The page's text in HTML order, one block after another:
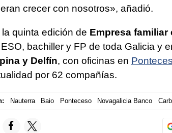
crecer con nosotros», añadió.
la quinta edición de Empresa familiar
bachiller y FP de toda Galicia y
y Delfín, con oficinas en
por 62 compañías.
Nauterra Baio Ponteceso Novagalicia Banco